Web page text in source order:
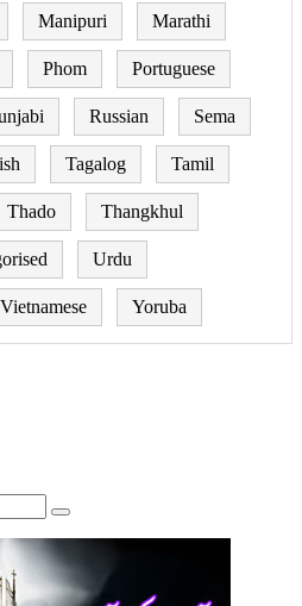
Manipuri Marathi
Phom Portuguese
Russian Sema
Tagalog Tamil
Thado Thangkhul
Urdu
Vietnamese Yoruba